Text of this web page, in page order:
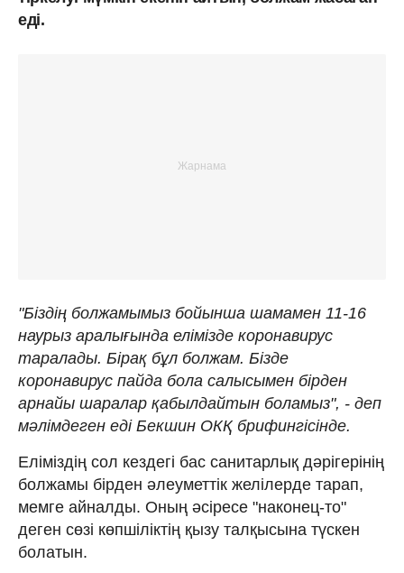
еді.
"Біздің болжамымыз бойынша шамамен 11-16
наурыз аралығында елімізде коронавирус
таралады. Бірақ бұл болжам. Бізде
коронавирус пайда бола салысымен бірден
арнайы шаралар қабылдайтын боламыз", - деп
мәлімдеген еді Бекшин ОКҚ брифингісінде.
Еліміздің сол кездегі бас санитарлық дәрігерінің
болжамы бірден әлеуметтік желілерде тарап,
мемге айналды. Оның әсіресе "наконец-то"
деген сөзі көпшіліктің қызу талқысына түскен
болатын.